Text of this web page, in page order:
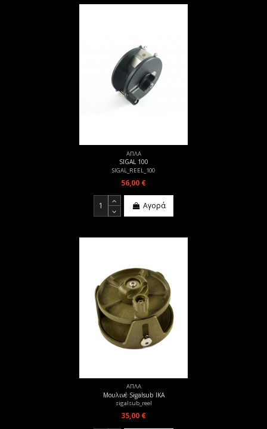
ΑΠΛΑ
SIGAL 100
SIGAL_REEL_100
56,00 €
Αγορά
ΑΠΛΑ
Μουλινέ Sigalsub IKA
sigalsub_reel
35,00 €